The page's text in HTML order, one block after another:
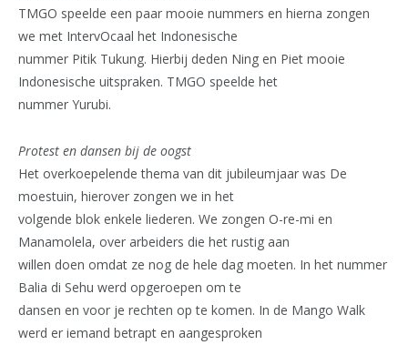
TMGO speelde een paar mooie nummers en hierna zongen
we met IntervOcaal het Indonesische
nummer Pitik Tukung. Hierbij deden Ning en Piet mooie
Indonesische uitspraken. TMGO speelde het
nummer Yurubi.
Protest en dansen bij de oogst
Het overkoepelende thema van dit jubileumjaar was De
moestuin, hierover zongen we in het
volgende blok enkele liederen. We zongen O-re-mi en
Manamolela, over arbeiders die het rustig aan
willen doen omdat ze nog de hele dag moeten. In het nummer
Balia di Sehu werd opgeroepen om te
dansen en voor je rechten op te komen. In de Mango Walk
werd er iemand betrapt en aangesproken